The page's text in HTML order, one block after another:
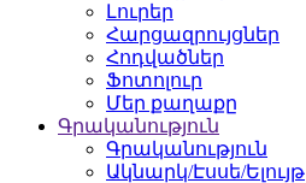
Լուրեր
Հարցազրույցներ
Հոդվածներ
Ֆոտոլուր
Մեր քաղաքը
Գրականություն
Գրականություն
Ակնարկ/Էսսե/Ելույթ